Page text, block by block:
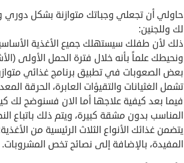
حاولي أن تجعلي وجباتك متوازنة بشكل دوري
لك وللجنين:
ذلك لأن طفلك سيستهلك جميع الأغذية
ونحيطك علماً بأنه خلال فترة الحمل الأولى
بعض الصعوبات في تطبيق برنامج غذائي
تشمل الغثيانات والتقيؤات العابرة، الحرقة
فيما بعد كيفية علاجها أما الان فسنوضح لك
المناسب بدون مشقة كبيرة، ويتم ذلك باتباع
يتضمن غذائك الأنواع الثلاث الرئيسية من
المفيدة، بالإضافة إلى نصائح تخص المشروبات.